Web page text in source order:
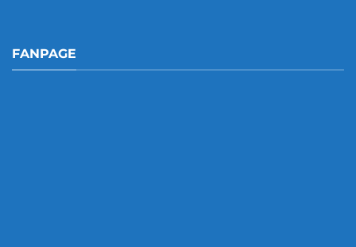
FANPAGE